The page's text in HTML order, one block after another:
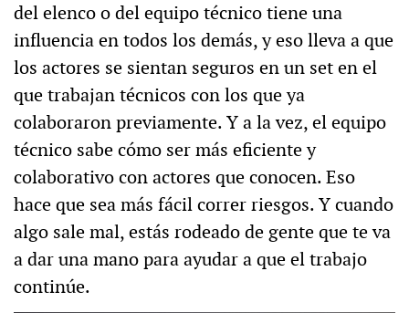
del elenco o del equipo técnico tiene una
influencia en todos los demás, y eso lleva a que
los actores se sientan seguros en un set en el
que trabajan técnicos con los que ya
colaboraron previamente. Y a la vez, el equipo
técnico sabe cómo ser más eficiente y
colaborativo con actores que conocen. Eso
hace que sea más fácil correr riesgos. Y cuando
algo sale mal, estás rodeado de gente que te va
a dar una mano para ayudar a que el trabajo
continúe.